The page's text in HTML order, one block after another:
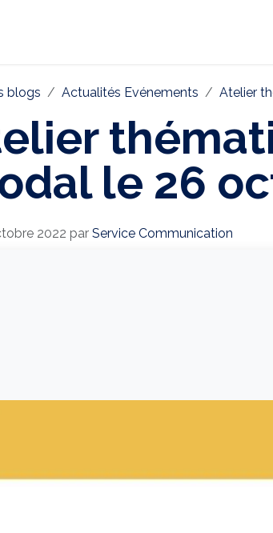
blogs Actualités Evénements Atelier
le 26
2022 par Service Communication